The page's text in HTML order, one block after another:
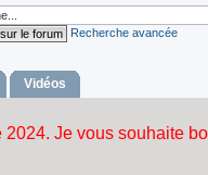
Recherche avancée
Vidéos